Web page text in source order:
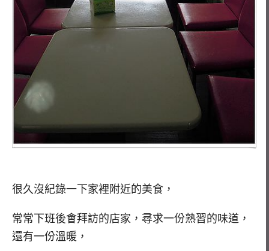
很久沒紀錄一下家裡附近的美食，
常常下班後會拜訪的店家，尋求一份熟習的味道，
還有一份溫暖，